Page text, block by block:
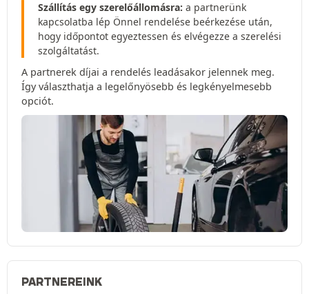
Szállítás egy szerelőállomásra: a partnerünk
kapcsolatba lép Önnel rendelése beérkezése után,
hogy időpontot egyeztessen és elvégezze a szerelési
szolgáltatást.
A partnerek díjai a rendelés leadásakor jelennek meg.
Így választhatja a legelőnyösebb és legkényelmesebb
opciót.
PARTNEREINK